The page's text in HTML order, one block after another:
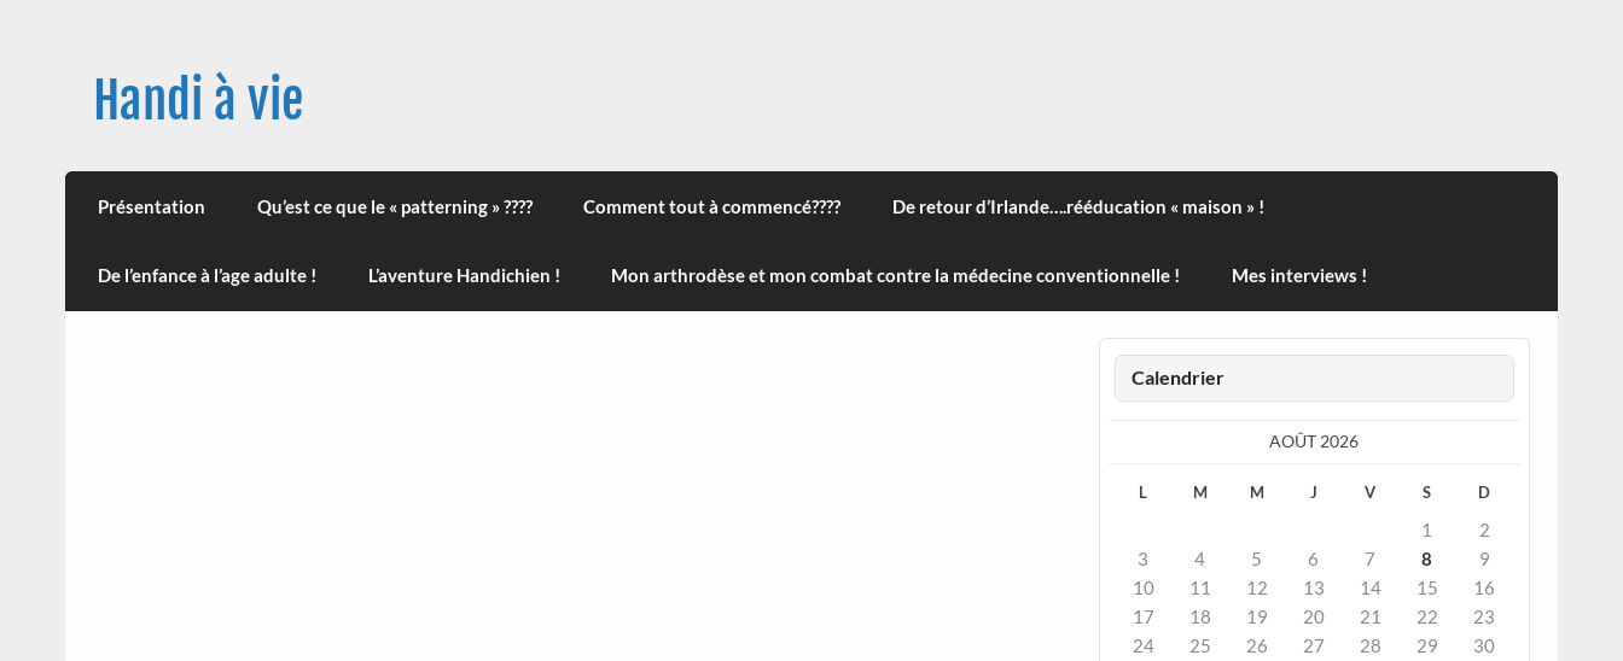
Handi à vie
Une image positive du handicap, en France et à travers le monde, des nouveautés technologiques , de l'handisport , des actualités sur la santé, sur les vaccins, de
leur impact sur la santé (mon histoire est dans le menu) ! Bonne visite
Présentation Qu’est ce que le « patterning » ???? Comment tout à commencé???? De retour d’Irlande….rééducation « maison » !
De l’enfance à l’age adulte ! L’aventure Handichien ! Mon arthrodèse et mon combat contre la médecine conventionnelle ! Mes interviews !
Calendrier
AOÛT 2026
L M M J V S D
1
2
3
4 5 6 7 8
9
10
11 12 13 14 15
16
17
18 19 20 21 22
23
24
25 26 27 28 29
30